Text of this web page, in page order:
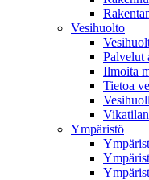
Vesihuolto
Palvelut
Ilmoita
Tietoa
Ympäristö